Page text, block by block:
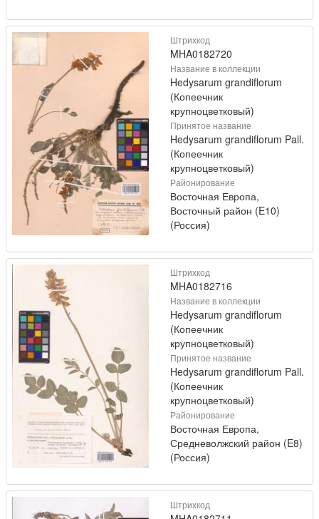
Штрихкод
MHA0182720
Название в коллекции
Hedysarum grandiflorum
(Копеечник
крупноцветковый)
Принятое название
Hedysarum grandiflorum Pall.
(Копеечник
крупноцветковый)
Районирование
Восточная Европа,
Восточный район (E10)
(Россия)
Штрихкод
MHA0182716
Название в коллекции
Hedysarum grandiflorum
(Копеечник
крупноцветковый)
Принятое название
Hedysarum grandiflorum Pall.
(Копеечник
крупноцветковый)
Районирование
Восточная Европа,
Средневолжский район (E8)
(Россия)
Штрихкод